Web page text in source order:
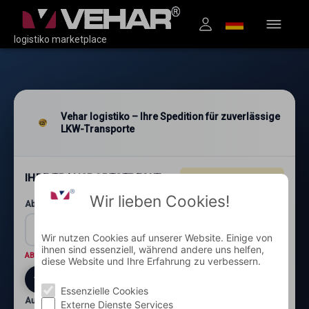
logistiko marketplace
Vehar logistiko – Ihre Spedition für zuverlässige
LKW-Transporte
IHRE TRANSPORTSTRECKE
Abholung: Postleitzahl und Ort*
ABHOLORT Wo wird die Ware abgeholt?
Auslieferung: Postleitzahl und Ort*
Wir lieben Cookies!
Wir nutzen Cookies auf unserer Website. Einige von
ihnen sind essenziell, während andere uns helfen,
diese Website und Ihre Erfahrung zu verbessern.
Essenzielle Cookies
Externe Dienste Services